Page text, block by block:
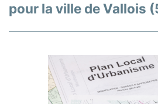
pour la ville de Vallois